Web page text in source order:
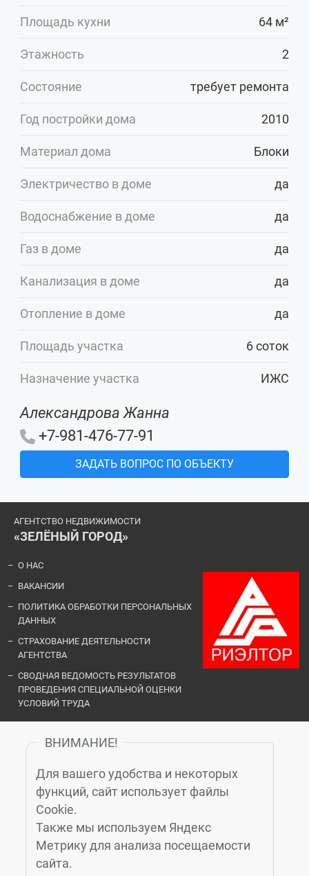
Площадь кухни 64 м²
Этажность 2
Состояние требует ремонта
Год постройки дома 2010
Материал дома Блоки
Электричество в доме да
Водоснабжение в доме да
Газ в доме да
Канализация в доме да
Отопление в доме да
Площадь участка 6 соток
Назначение участка ИЖС
Александрова Жанна
+7-981-476-77-91
ЗАДАТЬ ВОПРОС ПО ОБЪЕКТУ
АГЕНТСТВО НЕДВИЖИМОСТИ
«ЗЕЛЁНЫЙ ГОРОД»
О НАС
ВАКАНСИИ
ПОЛИТИКА ОБРАБОТКИ ПЕРСОНАЛЬНЫХ
ДАННЫХ
СТРАХОВАНИЕ ДЕЯТЕЛЬНОСТИ
АГЕНТСТВА
СВОДНАЯ ВЕДОМОСТЬ РЕЗУЛЬТАТОВ
ПРОВЕДЕНИЯ СПЕЦИАЛЬНОЙ ОЦЕНКИ
УСЛОВИЙ ТРУДА
«ЗЕЛЁНЫЙ ГОРОД»
КАЛИНИНГРАД, МОСКОВСКИЙ ПРОСПЕКТ, 14Б, 6-Й ЭТАЖ, (4012)
76-77-91
ЗЕЛЕНОГРАДСК
ВНИМАНИЕ!
Для вашего удобства и некоторых
функций, сайт использует файлы
Cookie.
Также мы используем Яндекс
Метрику для анализа посещаемости
сайта.